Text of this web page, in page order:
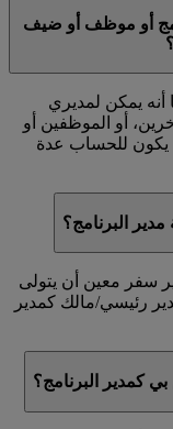
أو موظف أو ضيف
يمكن لمديري
أو الموظفين أو
يكون للحساب عدة
البرنامج؟
سفر معين أن يتولى
رئيسي/مالك كمدير
كمدير البرنامج؟